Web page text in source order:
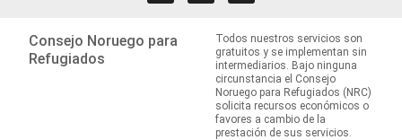
Consejo Noruego para
Refugiados
Todos nuestros servicios son
gratuitos y se implementan sin
intermediarios. Bajo ninguna
circunstancia el Consejo
Noruego para Refugiados (NRC)
solicita recursos económicos o
favores a cambio de la
prestación de sus servicios.